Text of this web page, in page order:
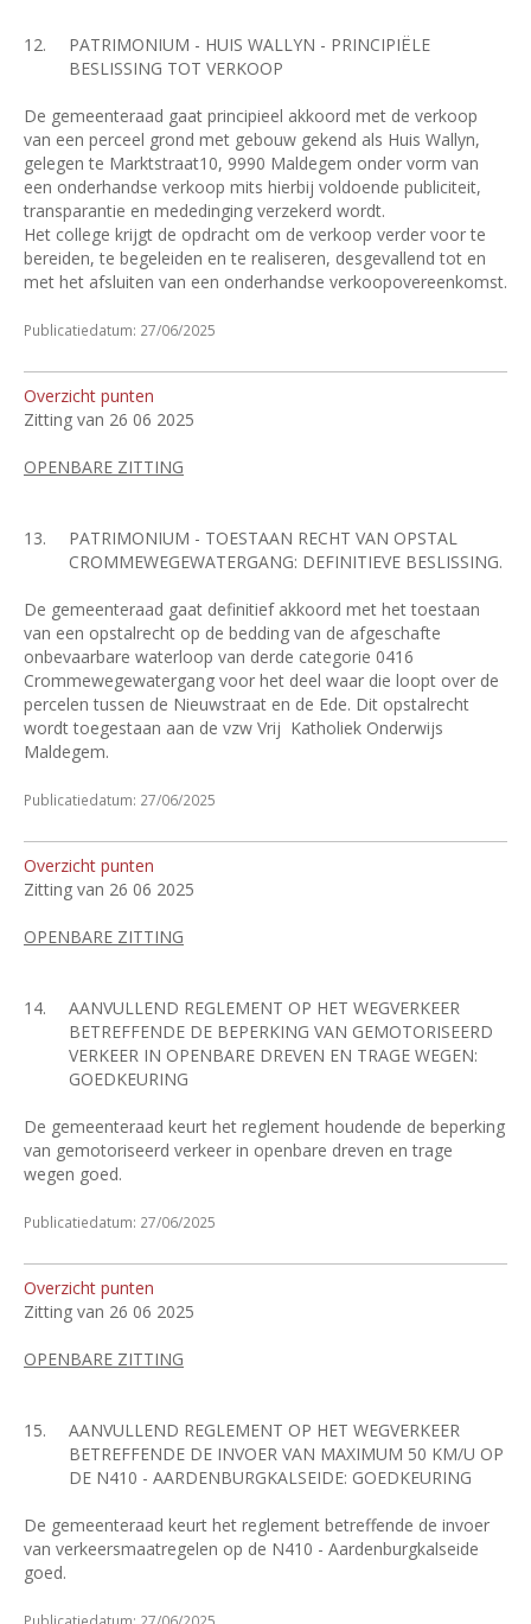
12.
PATRIMONIUM - HUIS WALLYN - PRINCIPIËLE
BESLISSING TOT VERKOOP
De gemeenteraad gaat principieel akkoord met de verkoop
van een perceel grond met gebouw gekend als Huis Wallyn,
gelegen te Marktstraat10, 9990 Maldegem onder vorm van
een onderhandse verkoop mits hierbij voldoende publiciteit,
transparantie en mededinging verzekerd wordt.
Het college krijgt de opdracht om de verkoop verder voor te
bereiden, te begeleiden en te realiseren, desgevallend tot en
met het afsluiten van een onderhandse verkoopovereenkomst.
Publicatiedatum: 27/06/2025
Overzicht punten
Zitting van 26 06 2025
OPENBARE ZITTING
13.
PATRIMONIUM - TOESTAAN RECHT VAN OPSTAL
CROMMEWEGEWATERGANG: DEFINITIEVE BESLISSING.
De gemeenteraad gaat definitief akkoord met het toestaan
van een opstalrecht op de bedding van de afgeschafte
onbevaarbare waterloop van derde categorie 0416
Crommewegewatergang voor het deel waar die loopt over de
percelen tussen de Nieuwstraat en de Ede. Dit opstalrecht
wordt toegestaan aan de vzw Vrij Katholiek Onderwijs
Maldegem.
Publicatiedatum: 27/06/2025
Overzicht punten
Zitting van 26 06 2025
OPENBARE ZITTING
14.
AANVULLEND REGLEMENT OP HET WEGVERKEER
BETREFFENDE DE BEPERKING VAN GEMOTORISEERD
VERKEER IN OPENBARE DREVEN EN TRAGE WEGEN:
GOEDKEURING
De gemeenteraad keurt het reglement houdende de beperking
van gemotoriseerd verkeer in openbare dreven en trage
wegen goed.
Publicatiedatum: 27/06/2025
Overzicht punten
Zitting van 26 06 2025
OPENBARE ZITTING
15.
AANVULLEND REGLEMENT OP HET WEGVERKEER
BETREFFENDE DE INVOER VAN MAXIMUM 50 KM/U OP
DE N410 - AARDENBURGKALSEIDE: GOEDKEURING
De gemeenteraad keurt het reglement betreffende de invoer
van verkeersmaatregelen op de N410 - Aardenburgkalseide
goed.